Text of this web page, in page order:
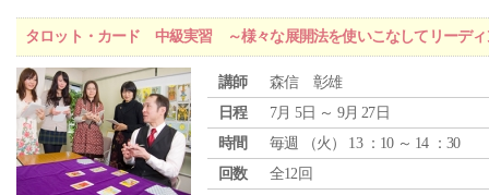
タロット・カード 中級実習 ～様々な展開法を使いこなしてリーディ
講師
森信 彰雄
日程
7月 5日 ～ 9月 27日
時間
毎週 （火 ） 13 ：10 ～ 14 ：30
回数
全12回